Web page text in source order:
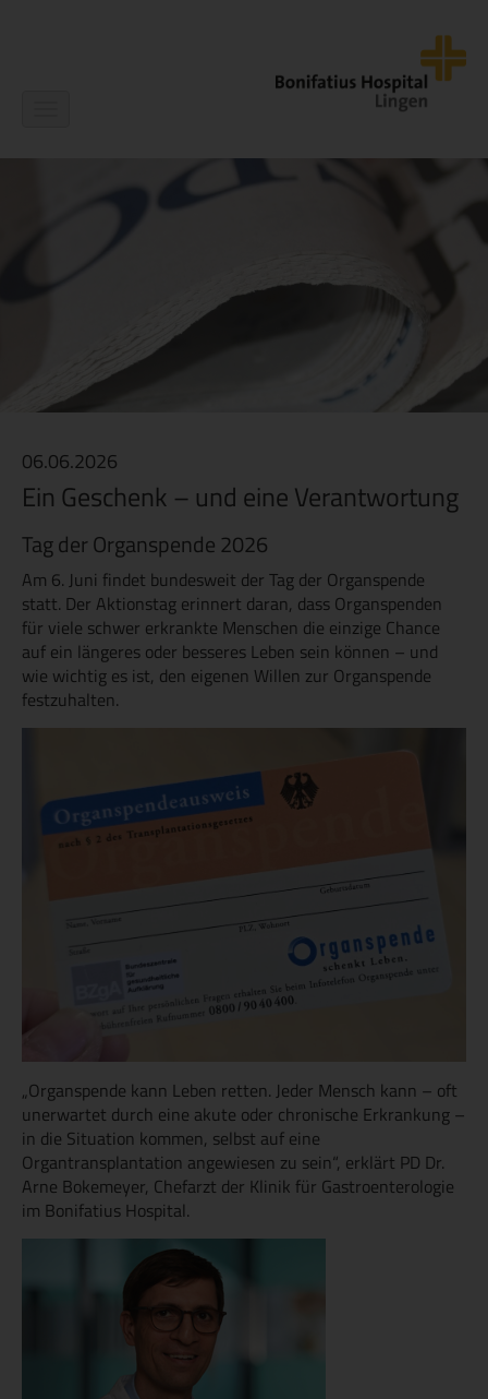
06.06.2026
Ein Geschenk – und eine Verantwortung
Tag der Organspende 2026
Am 6. Juni findet bundesweit der Tag der Organspende
statt. Der Aktionstag erinnert daran, dass Organspenden
für viele schwer erkrankte Menschen die einzige Chance
auf ein längeres oder besseres Leben sein können – und
wie wichtig es ist, den eigenen Willen zur Organspende
festzuhalten.
„Organspende kann Leben retten. Jeder Mensch kann – oft
unerwartet durch eine akute oder chronische Erkrankung –
in die Situation kommen, selbst auf eine
Organtransplantation angewiesen zu sein“, erklärt PD Dr.
Arne Bokemeyer, Chefarzt der Klinik für Gastroenterologie
im Bonifatius Hospital.